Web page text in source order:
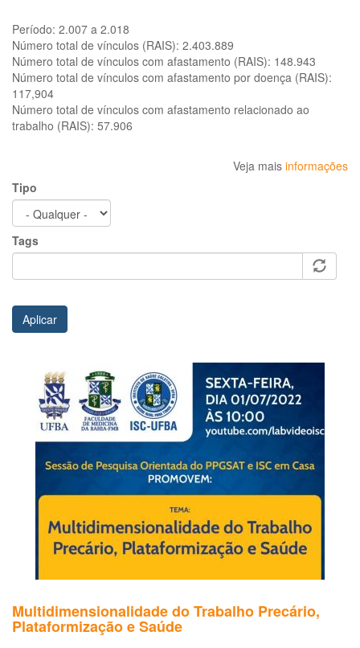
Período: 2.007 a 2.018
Número total de vínculos (RAIS): 2.403.889
Número total de vínculos com afastamento (RAIS): 148.943
Número total de vínculos com afastamento por doença (RAIS):
117,904
Número total de vínculos com afastamento relacionado ao
trabalho (RAIS): 57.906
Veja mais informações
Tipo
Tags
Aplicar
Multidimensionalidade do Trabalho Precário,
Plataformização e Saúde